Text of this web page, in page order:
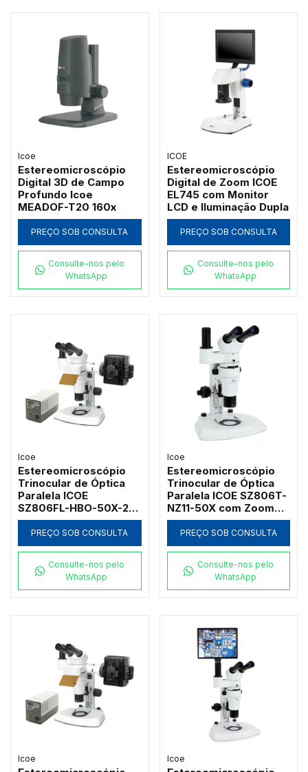
Icoe
Estereomicroscópio
Digital 3D de Campo
Profundo Icoe
MEADOF-T20 160x
PREÇO SOB CONSULTA
Consulte-nos pelo
WhatsApp
ICOE
Estereomicroscópio
Digital de Zoom ICOE
EL745 com Monitor
LCD e Iluminação Dupla
PREÇO SOB CONSULTA
Consulte-nos pelo
WhatsApp
Icoe
Estereomicroscópio
Trinocular de Óptica
Paralela ICOE
SZ806FL-HBO-50X-2FE
com Epi-Fluorescência
Mercúrio 100W
PREÇO SOB CONSULTA
Consulte-nos pelo
WhatsApp
Icoe
Estereomicroscópio
Trinocular de Óptica
Paralela ICOE SZ806T-
NZ11-50X com Zoom
Indexado e Duplo LED
PREÇO SOB CONSULTA
Consulte-nos pelo
WhatsApp
Icoe Icoe